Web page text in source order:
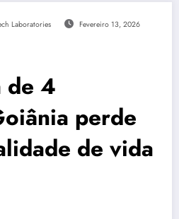
Laboratories Fevereiro 13, 2026
de 4
perde
de vida